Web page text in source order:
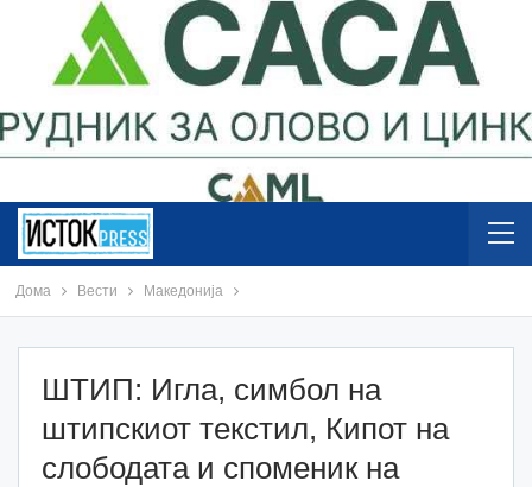
Дома Вести Македонија
ШТИП: Игла, симбол на
штипскиот текстил, Кипот на
слободата и споменик на